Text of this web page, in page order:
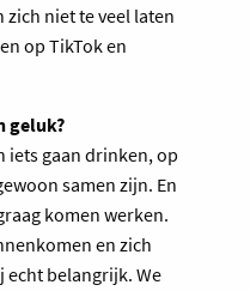
zich niet te veel laten
op TikTok en
geluk?
iets gaan drinken, op
samen zijn. En
komen werken.
en zich
echt belangrijk. We